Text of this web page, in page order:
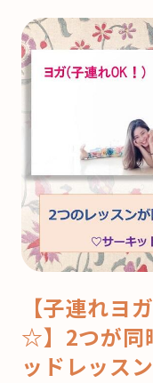
【子連れヨ
☆】2つが同
ッドレッス